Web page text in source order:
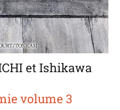
et Ishikawa
volume 3